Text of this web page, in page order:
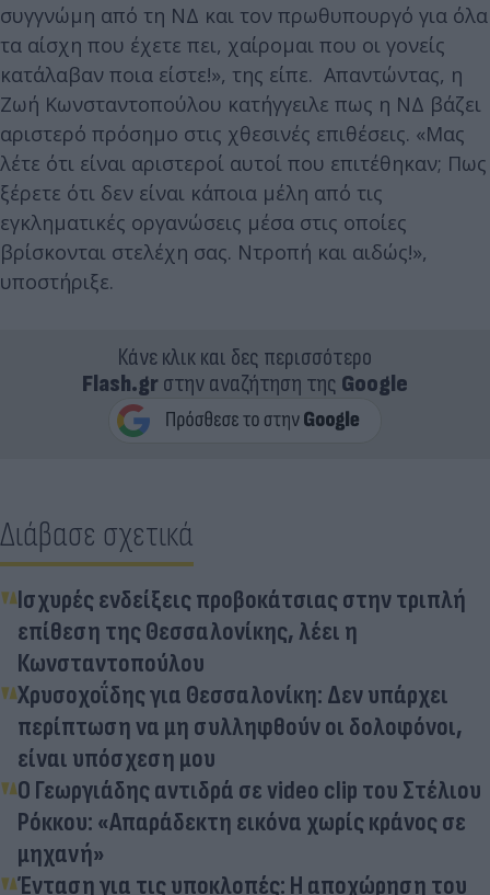
συγγνώμη από τη ΝΔ και τον πρωθυπουργό για όλα
τα αίσχη που έχετε πει, χαίρομαι που οι γονείς
κατάλαβαν ποια είστε!», της είπε. Απαντώντας, η
Ζωή Κωνσταντοπούλου κατήγγειλε πως η ΝΔ βάζει
αριστερό πρόσημο στις χθεσινές επιθέσεις. «Μας
λέτε ότι είναι αριστεροί αυτοί που επιτέθηκαν; Πως
ξέρετε ότι δεν είναι κάποια μέλη από τις
εγκληματικές οργανώσεις μέσα στις οποίες
βρίσκονται στελέχη σας. Ντροπή και αιδώς!»,
υποστήριξε.
Κάνε κλικ και δες περισσότερο
Flash.grστην αναζήτηση της Google
Διάβασε σχετικά
Ισχυρές ενδείξεις προβοκάτσιας στην τριπλή
επίθεση της Θεσσαλονίκης, λέει η
Κωνσταντοπούλου
Χρυσοχοΐδης για Θεσσαλονίκη: Δεν υπάρχει
περίπτωση να μη συλληφθούν οι δολοφόνοι,
είναι υπόσχεση μου
Ο Γεωργιάδης αντιδρά σε video clip του Στέλιου
Ρόκκου: «Απαράδεκτη εικόνα χωρίς κράνος σε
μηχανή»
Ένταση για τις υποκλοπές: Η αποχώρηση του